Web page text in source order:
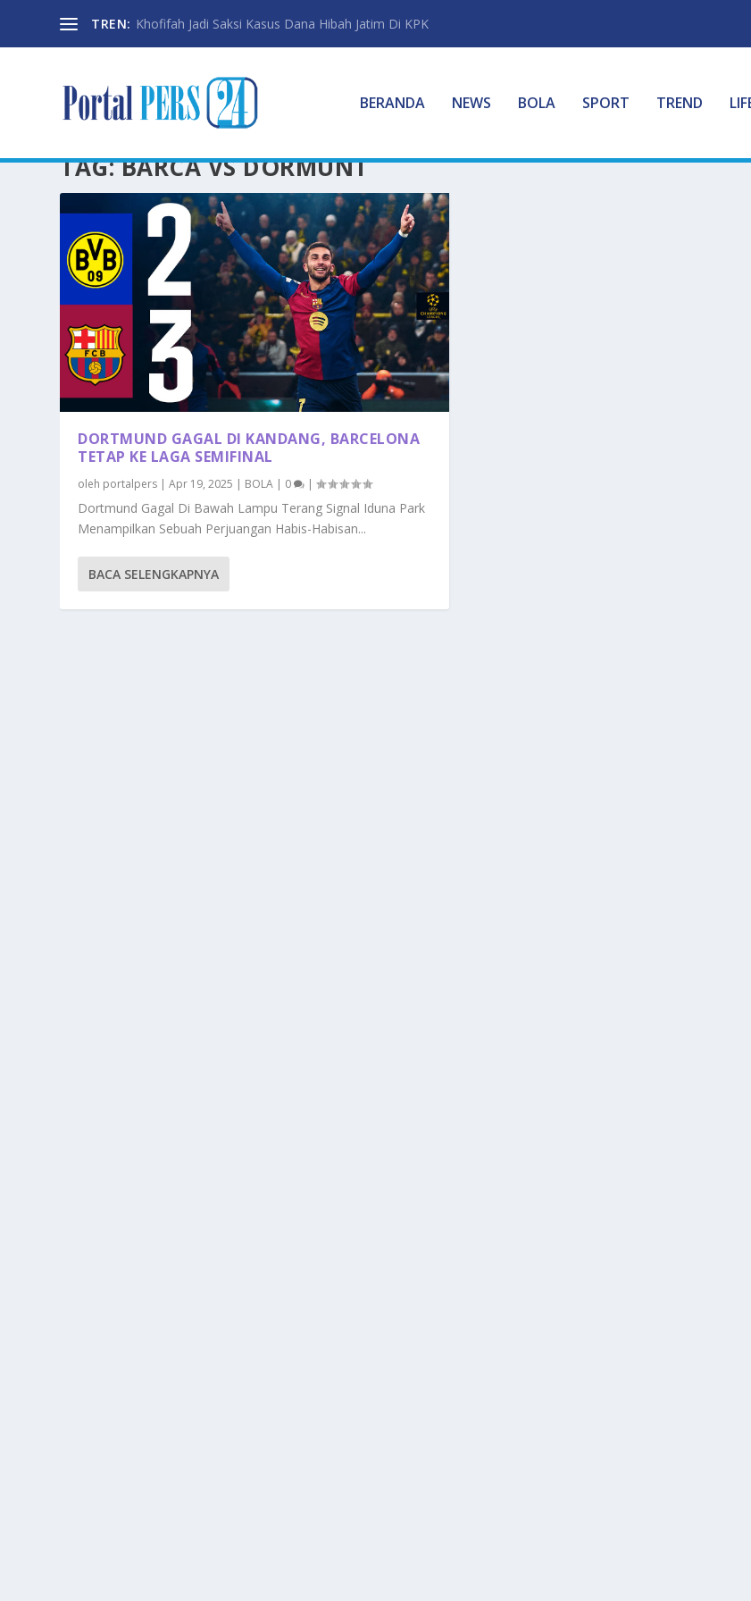
TREN: Khofifah Jadi Saksi Kasus Dana Hibah Jatim Di KPK
BERANDA NEWS BOLA SPORT TREND
TAG:BARCA VS DORMUNT
DORTMUND GAGAL DI KANDANG, BARCELONA
TETAP KE LAGA SEMIFINAL
oleh portalpers |Apr 19, 2025 | BOLA | 0 |
Dortmund Gagal Di Bawah Lampu Terang Signal Iduna Park
Menampilkan Sebuah Perjuangan Habis-Habisan...
BACA SELENGKAPNYA